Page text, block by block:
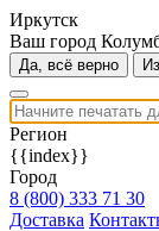
Иркутск
Ваш город
Да, всё верно
Регион
{{index}}
Город
8 (800) 333 71 30
Доставка